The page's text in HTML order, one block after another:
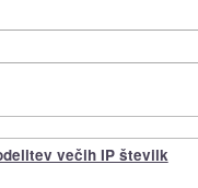
večih IP številk